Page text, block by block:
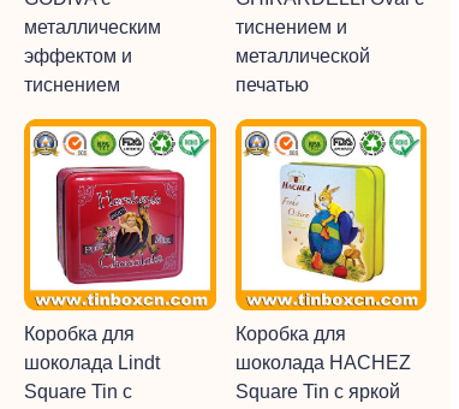
металлическим
эффектом и
тиснением
тиснением и
металлической
печатью
Коробка для
шоколада Lindt
Square Tin с
Коробка для
шоколада HACHEZ
Square Tin с яркой